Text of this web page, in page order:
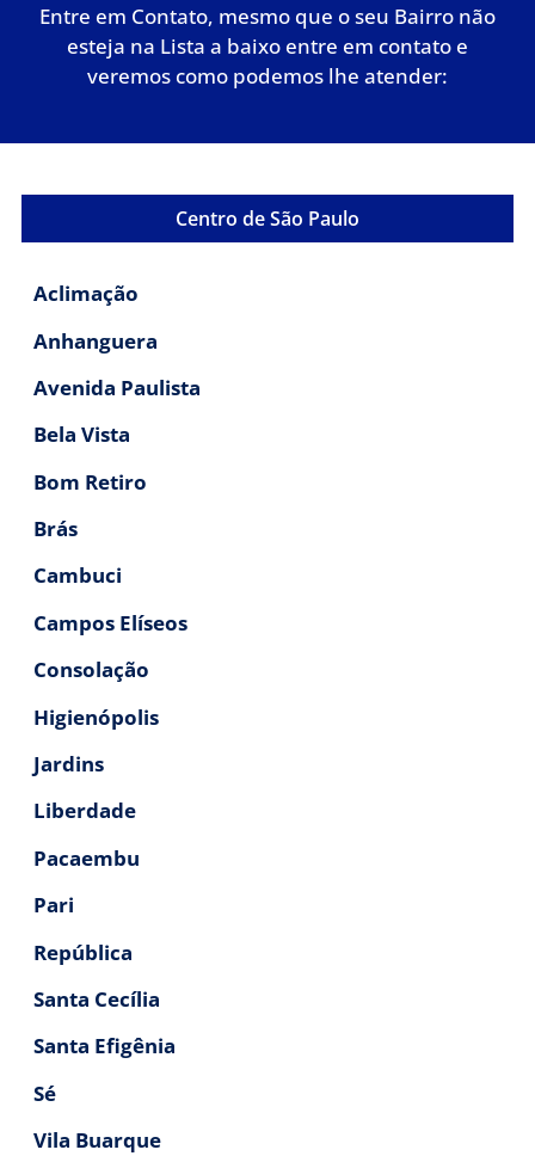
Entre em Contato, mesmo que o seu Bairro não
esteja na Lista a baixo entre em contato e
veremos como podemos lhe atender:
Centro de São Paulo
Aclimação
Anhanguera
Avenida Paulista
Bela Vista
Bom Retiro
Brás
Cambuci
Campos Elíseos
Consolação
Higienópolis
Jardins
Liberdade
Pacaembu
Pari
República
Santa Cecília
Santa Efigênia
Sé
Vila Buarque